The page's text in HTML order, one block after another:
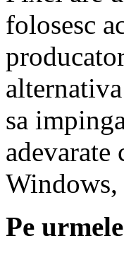
folosesc
sa
adevarate
Pe